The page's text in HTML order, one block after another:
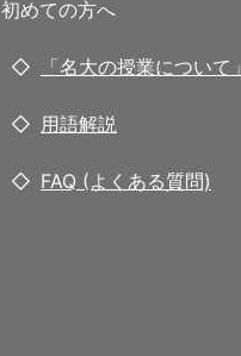
初めての方へ
「名大の授業について」
用語解説
FAQ (よくある質問)